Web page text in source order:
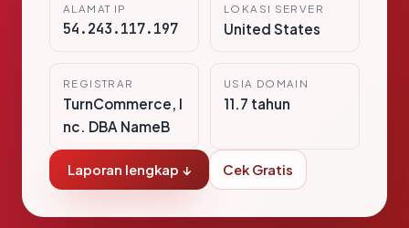
ALAMAT IP
54.243.117.197
LOKASI SERVER
United States
REGISTRAR
TurnCommerce, I
nc. DBA NameB
USIA DOMAIN
11.7 tahun
Laporan lengkap ↓ Cek Gratis